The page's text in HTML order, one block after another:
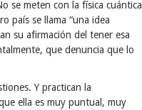
se meten con la física cuántica
país se llama “una idea
su afirmación del tener esa
que denuncia que lo
Y practican la
ella es muy puntual, muy